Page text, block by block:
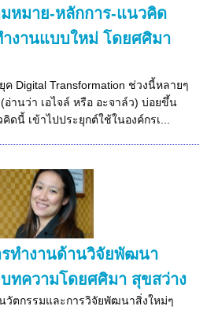
หมาย-หลักการ-แนวคิด
งานแบบใหม่ โดยศศิมา
Digital Transformation ช่วงนี้หลายๆ
านว่า เอไจล์ หรือ อะจาล์ว) บ่อยขึ้น
ดนี้ เข้าไปประยุกต์ใช้ในองค์กรเ...
ทำงานด้านวิจัยพัฒนา
ทความโดยศศิมา สุขสว่าง
วัตกรรมและการวิจัยพัฒนาสิ่งใหม่ๆ